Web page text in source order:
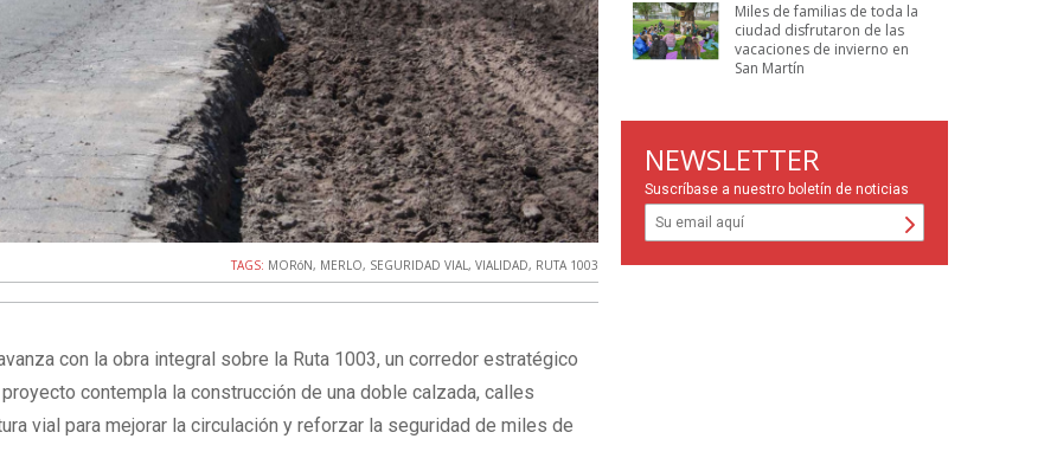
TAGS: MORóN, MERLO, SEGURIDAD VIAL,VIALIDAD, RUTA 1003
con la obra integral sobre la Ruta 1003, un corredor estratégico
contempla la construcción de una doble calzada, calles
vial para mejorar la circulación y reforzar la seguridad de miles de
Miles de familias de toda la
ciudad disfrutaron de las
vacaciones de invierno en
San Martín
NEWSLETTER
Suscríbase a nuestro boletín de noticias